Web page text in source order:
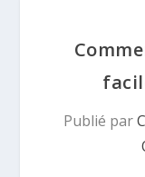
Publié par